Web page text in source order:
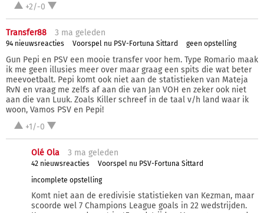
+2/-0
Transfer88 3 ma geleden
94 nieuwsreacties Voorspel nu PSV-Fortuna Sittard geen opstelling
Gun Pepi en PSV een mooie transfer voor hem. Type Romario maak
ik me geen illusies meer over maar graag een spits die wat beter
meevoetbalt. Pepi komt ook niet aan de statistieken van Mateja
RvN en vraag me zelfs af aan die van Jan VOH en zeker ook niet
aan die van Luuk. Zoals Killer schreef in de taal v/h land waar ik
woon, Vamos PSV en Pepi!
+1/-0
Olé Ola 3 ma geleden
42 nieuwsreacties
Voorspel nu PSV-Fortuna Sittard
incomplete opstelling
Komt niet aan de eredivisie statistieken van Kezman, maar
scoorde wel 7 Champions League goals in 22 wedstrijden.